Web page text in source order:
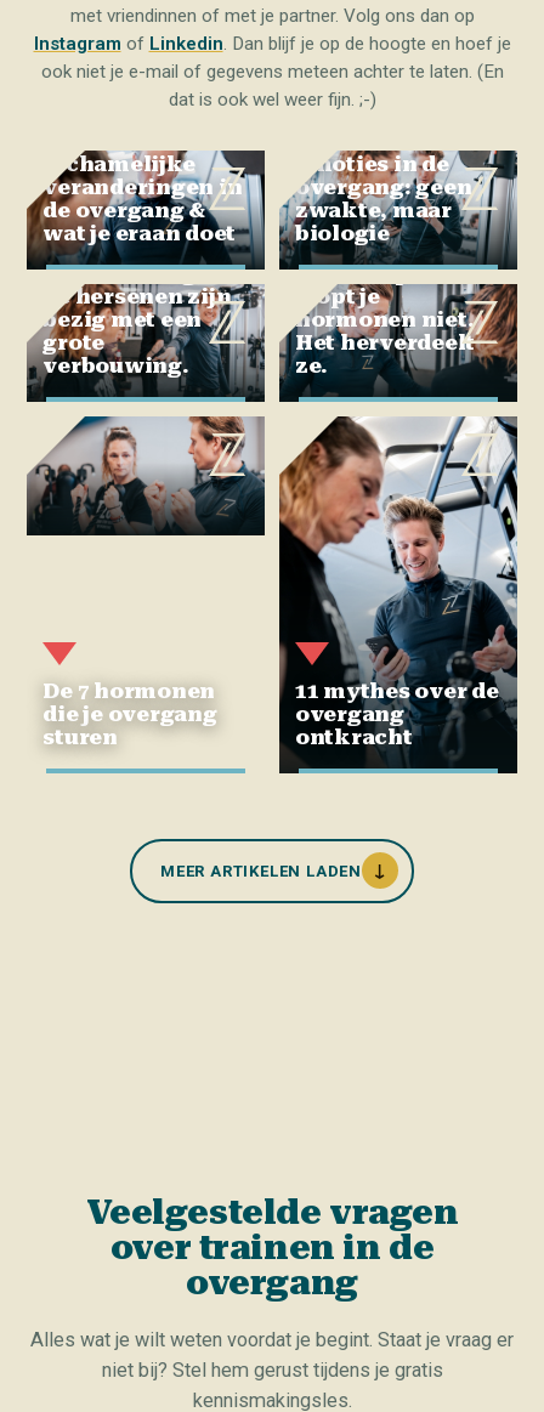
met vriendinnen of met je partner. Volg ons dan op
Instagram of Linkedin. Dan blijf je op de hoogte en hoef je
ook niet je e-mail of gegevens meteen achter te laten. (En
dat is ook wel weer fijn. ;-)
Lichamelijke
veranderingen in
de overgang &
wat je eraan doet
Emoties in de
overgang: geen
zwakte, maar
biologie
Je bent niet gek.
Je hersenen zijn
bezig met een
grote
verbouwing.
De menopauze
stopt je
hormonen niet.
Het herverdeelt
ze.
De 7 hormonen
die je overgang
sturen
11 mythes over de
overgang
ontkracht
MEER ARTIKELEN LADEN ↓
Veelgestelde vragen
over trainen in de
overgang
Alles wat je wilt weten voordat je begint. Staat je vraag er
niet bij? Stel hem gerust tijdens je gratis
kennismakingsles.